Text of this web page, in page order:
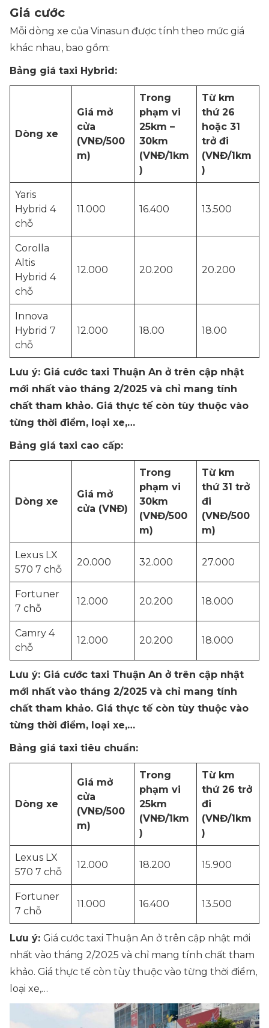
Giá cước
Mỗi dòng xe của Vinasun được tính theo mức giá
khác nhau, bao gồm:
Bảng giá taxi Hybrid:
Dòng xe
Giá mở
cửa
(VNĐ/500
m)
Trong
phạm vi
25km –
30km
(VNĐ/1km
)
Từ km
thứ 26
hoặc 31
trở đi
(VNĐ/1km
)
Yaris
Hybrid 4
chỗ
11.000 16.400 13.500
Corolla
Altis
Hybrid 4
chỗ
12.000 20.200 20.200
Innova
Hybrid 7
chỗ
12.000 18.00 18.00
Lưu ý: Giá cước taxi Thuận An ở trên cập nhật
mới nhất vào tháng 2/2025 và chỉ mang tính
chất tham khảo. Giá thực tế còn tùy thuộc vào
từng thời điểm, loại xe,…
Bảng giá taxi cao cấp:
Dòng xe
Giá mở
cửa (VNĐ)
Trong
phạm vi
30km
(VNĐ/500
m)
Từ km
thứ 31 trở
đi
(VNĐ/500
m)
Lexus LX
570 7 chỗ
20.000 32.000 27.000
Fortuner
7 chỗ
12.000 20.200 18.000
Camry 4
chỗ
12.000 20.200 18.000
Lưu ý: Giá cước taxi Thuận An ở trên cập nhật
mới nhất vào tháng 2/2025 và chỉ mang tính
chất tham khảo. Giá thực tế còn tùy thuộc vào
từng thời điểm, loại xe,…
Bảng giá taxi tiêu chuẩn:
Dòng xe
Giá mở
cửa
(VNĐ/500
m)
Trong
phạm vi
25km
(VNĐ/1km
)
Từ km
thứ 26 trở
đi
(VNĐ/1km
)
Lexus LX
570 7 chỗ
12.000 18.200 15.900
Fortuner
7 chỗ
11.000 16.400 13.500
Lưu ý: Giá cước taxi Thuận An ở trên cập nhật mới
nhất vào tháng 2/2025 và chỉ mang tính chất tham
khảo. Giá thực tế còn tùy thuộc vào từng thời điểm,
loại xe,…